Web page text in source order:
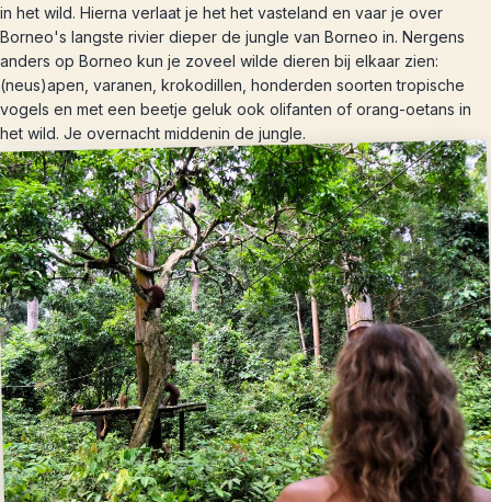
in het wild. Hierna verlaat je het het vasteland en vaar je over
Borneo's langste rivier dieper de jungle van Borneo in. Nergens
anders op Borneo kun je zoveel wilde dieren bij elkaar zien:
(neus)apen, varanen, krokodillen, honderden soorten tropische
vogels en met een beetje geluk ook olifanten of orang-oetans in
het wild. Je overnacht middenin de jungle.